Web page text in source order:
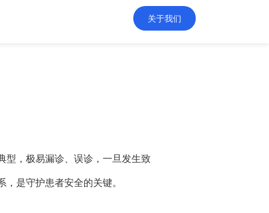
关于我们
型，极易漏诊、误诊，一旦发生致
是守护患者安全的关键。